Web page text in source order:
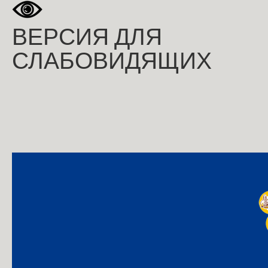
ВЕРСИЯ ДЛЯ
СЛАБОВИДЯЩИХ